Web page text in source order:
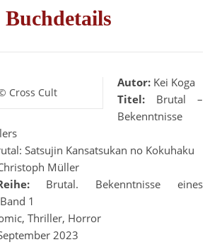
Buchdetails
Cross Cult
Autor: Kei Koga
Titel: Brutal –
Bekenntnisse
Satsujin Kansatsukan no Kokuhaku
Müller
Brutal. Bekenntnisse eines
1
Thriller, Horror
2023